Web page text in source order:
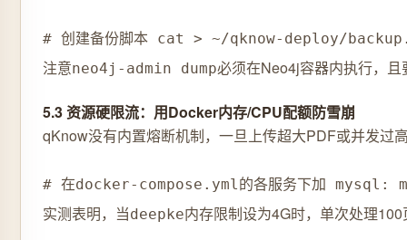
# 创建备份脚本 cat > ~/qknow-deploy/
注意neo4j-admin dump必须在Neo4j容器内执行，
5.3 资源硬限流：用Docker内存/CPU配额防雪崩
qKnow没有内置熔断机制，一旦上传超大PDF或并发过
# 在docker-compose.yml的各服务下加
实测表明，当deepke内存限制设为4G时，单次处理